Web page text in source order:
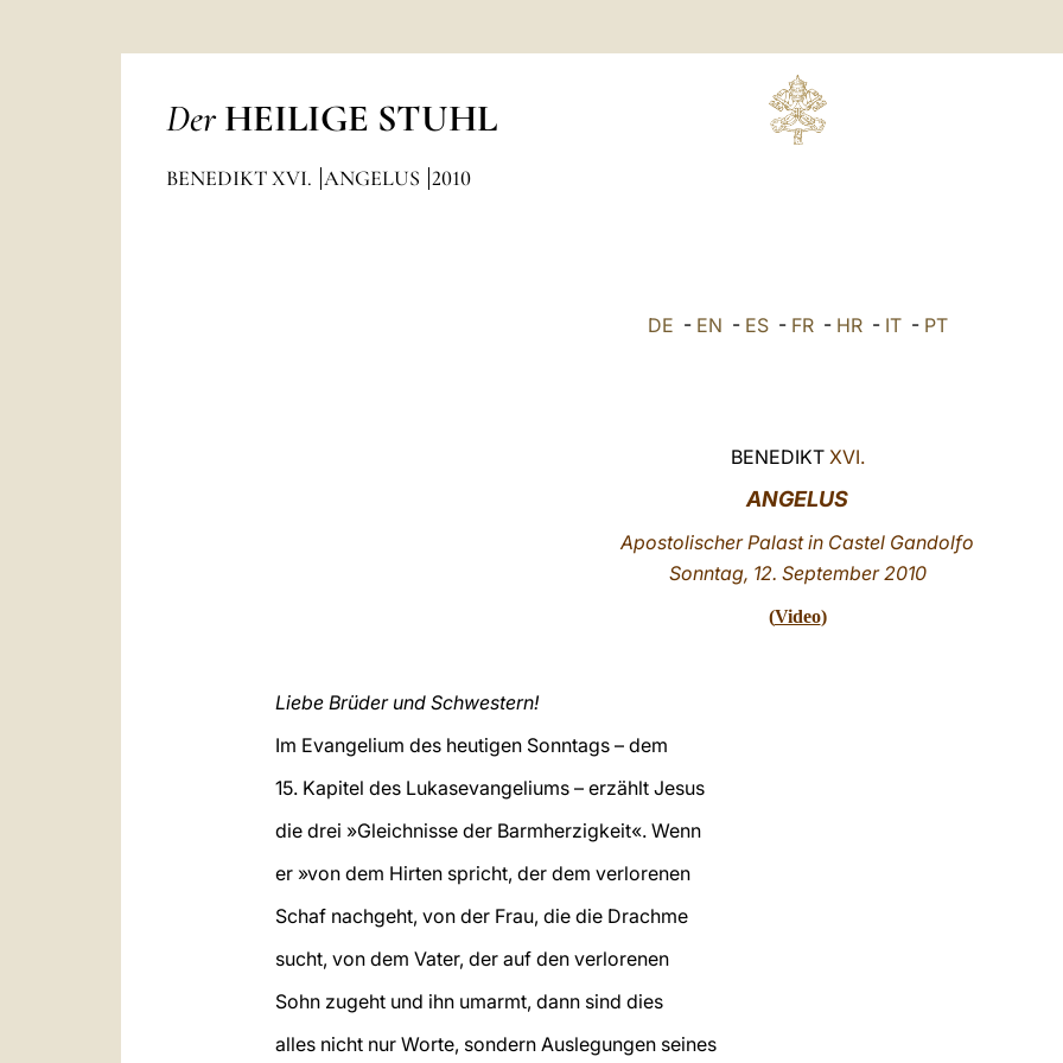
Der HEILIGE STUHL
BENEDIKT XVI. ANGELUS 2010
DE - EN - ES- FR- HR- IT- PT
BENEDIKTXVI.
ANGELUS
Apostolischer Palast in Castel Gandolfo
Sonntag, 12. September 2010
(Video)
Liebe Brüder und Schwestern!
Im Evangelium des heutigen Sonntags – dem
15. Kapitel des Lukasevangeliums – erzählt Jesus
die drei »Gleichnisse der Barmherzigkeit«. Wenn
er »von dem Hirten spricht, der dem verlorenen
Schaf nachgeht, von der Frau, die die Drachme
sucht, von dem Vater, der auf den verlorenen
Sohn zugeht und ihn umarmt, dann sind dies
alles nicht nur Worte, sondern Auslegungen seines